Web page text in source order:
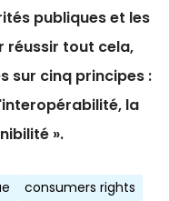
publiques et les
réussir tout cela,
sur cinq principes :
la
».
consumers rights